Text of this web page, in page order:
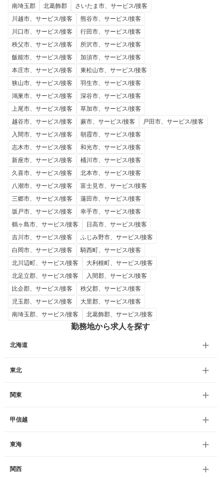
南埼玉郡
北葛飾郡
さいたま市、サービス/接客
川越市、サービス/接客
熊谷市、サービス/接客
川口市、サービス/接客
行田市、サービス/接客
秩父市、サービス/接客
所沢市、サービス/接客
飯能市、サービス/接客
加須市、サービス/接客
本庄市、サービス/接客
東松山市、サービス/接客
狭山市、サービス/接客
羽生市、サービス/接客
鴻巣市、サービス/接客
深谷市、サービス/接客
上尾市、サービス/接客
草加市、サービス/接客
越谷市、サービス/接客
蕨市、サービス/接客
戸田市、サービス/接客
入間市、サービス/接客
朝霞市、サービス/接客
志木市、サービス/接客
和光市、サービス/接客
新座市、サービス/接客
桶川市、サービス/接客
久喜市、サービス/接客
北本市、サービス/接客
八潮市、サービス/接客
富士見市、サービス/接客
三郷市、サービス/接客
蓮田市、サービス/接客
坂戸市、サービス/接客
幸手市、サービス/接客
鶴ヶ島市、サービス/接客
日高市、サービス/接客
吉川市、サービス/接客
ふじみ野市、サービス/接客
白岡市、サービス/接客
騎西町、サービス/接客
北川辺町、サービス/接客
大利根町、サービス/接客
北足立郡、サービス/接客
入間郡、サービス/接客
比企郡、サービス/接客
秩父郡、サービス/接客
児玉郡、サービス/接客
大里郡、サービス/接客
南埼玉郡、サービス/接客
北葛飾郡、サービス/接客
勤務地から求人を探す
北海道
東北
関東
甲信越
東海
関西